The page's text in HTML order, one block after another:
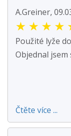
A.Greiner,
★ ★ ★ ★
Použité lyže
Objednal jsem
Čtěte více ...